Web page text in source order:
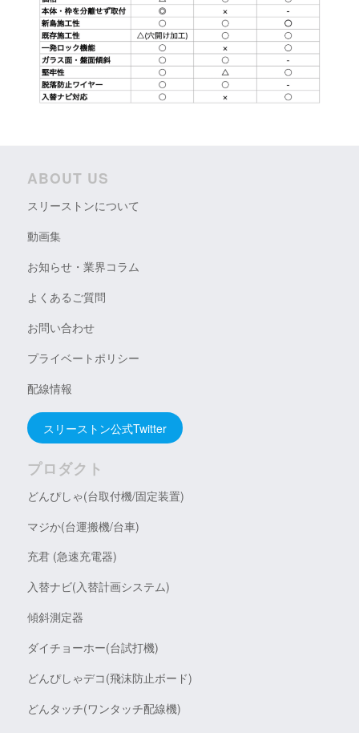
ABOUT US
スリーストンについて
動画集
お知らせ・業界コラム
よくあるご質問
お問い合わせ
プライベートポリシー
配線情報
スリーストン公式Twitter
プロダクト
どんぴしゃ(台取付機/固定装置)
マジか(台運搬機/台車)
充君 (急速充電器)
入替ナビ(入替計画システム)
傾斜測定器
ダイチョーホー(台試打機)
どんぴしゃデコ(飛沫防止ボード)
どんタッチ(ワンタッチ配線機)